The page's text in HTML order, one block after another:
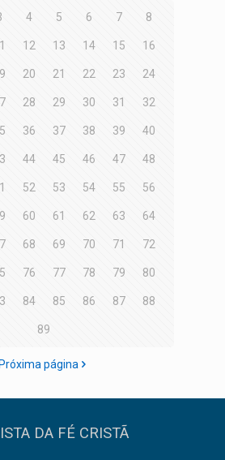
4 5 6 7 8
12 13 14 15 16
20 21 22 23 24
28 29 30 31 32
36 37 38 39 40
44 45 46 47 48
52 53 54 55 56
60 61 62 63 64
68 69 70 71 72
76 77 78 79 80
84 85 86 87 88
89
Próxima página
DA FÉ CRISTÃ